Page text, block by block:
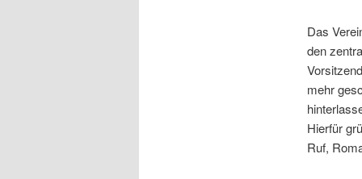
Das
den
mehr
Hierfür
Ruf,